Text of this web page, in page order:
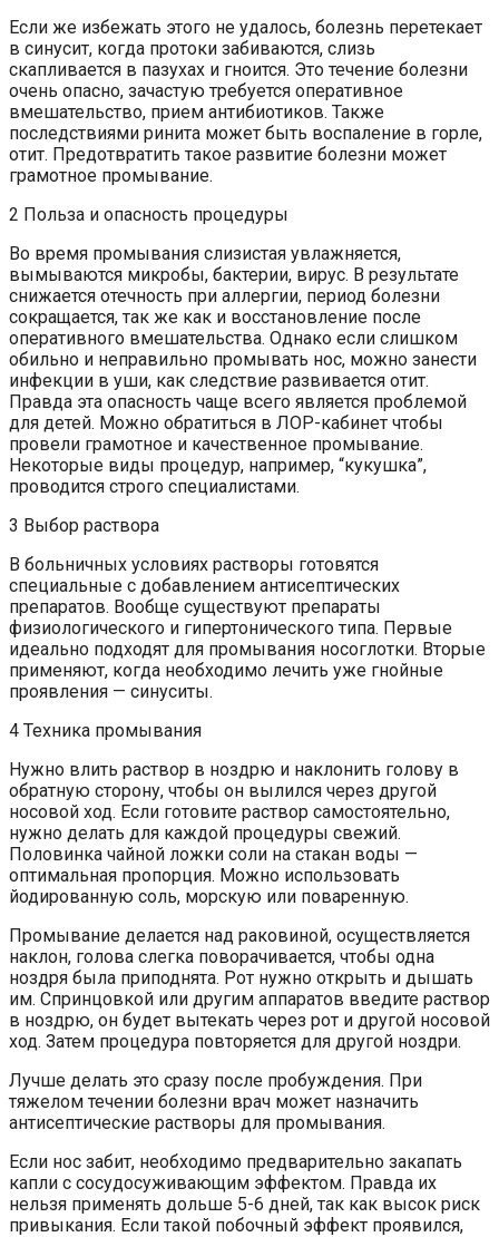
Если же избежать этого не удалось, болезнь перетекает
в синусит, когда протоки забиваются, слизь
скапливается в пазухах и гноится. Это течение болезни
очень опасно, зачастую требуется оперативное
вмешательство, прием антибиотиков. Также
последствиями ринита может быть воспаление в горле,
отит. Предотвратить такое развитие болезни может
грамотное промывание.
2 Польза и опасность процедуры
Во время промывания слизистая увлажняется,
вымываются микробы, бактерии, вирус. В результате
снижается отечность при аллергии, период болезни
сокращается, так же как и восстановление после
оперативного вмешательства. Однако если слишком
обильно и неправильно промывать нос, можно занести
инфекции в уши, как следствие развивается отит.
Правда эта опасность чаще всего является проблемой
для детей. Можно обратиться в ЛОР-кабинет чтобы
провели грамотное и качественное промывание.
Некоторые виды процедур, например, “кукушка”,
проводится строго специалистами.
3 Выбор раствора
В больничных условиях растворы готовятся
специальные с добавлением антисептических
препаратов. Вообще существуют препараты
физиологического и гипертонического типа. Первые
идеально подходят для промывания носоглотки. Вторые
применяют, когда необходимо лечить уже гнойные
проявления — синуситы.
4 Техника промывания
Нужно влить раствор в ноздрю и наклонить голову в
обратную сторону, чтобы он вылился через другой
носовой ход. Если готовите раствор самостоятельно,
нужно делать для каждой процедуры свежий.
Половинка чайной ложки соли на стакан воды —
оптимальная пропорция. Можно использовать
йодированную соль, морскую или поваренную.
Промывание делается над раковиной, осуществляется
наклон, голова слегка поворачивается, чтобы одна
ноздря была приподнята. Рот нужно открыть и дышать
им. Спринцовкой или другим аппаратов введите раствор
в ноздрю, он будет вытекать через рот и другой носовой
ход. Затем процедура повторяется для другой ноздри.
Лучше делать это сразу после пробуждения. При
тяжелом течении болезни врач может назначить
антисептические растворы для промывания.
Если нос забит, необходимо предварительно закапать
капли с сосудосуживающим эффектом. Правда их
нельзя применять дольше 5-6 дней, так как высок риск
привыкания. Если такой побочный эффект проявился,